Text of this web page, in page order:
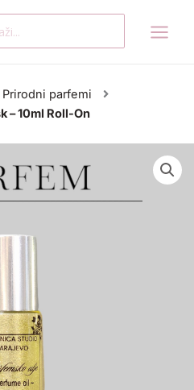
Prirodni parfemi
– 10ml Roll-On